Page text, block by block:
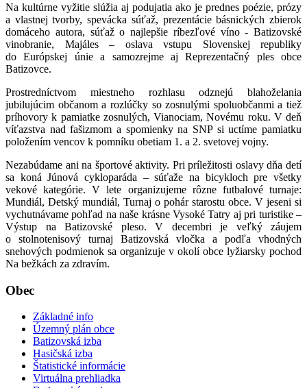
Na kultúrne vyžitie slúžia aj podujatia ako je prednes poézie, prózy
a vlastnej tvorby, spevácka súťaž, prezentácie básnických zbierok
domáceho autora, súťaž o najlepšie ríbezľové víno - Batizovské
vinobranie, Majáles – oslava vstupu Slovenskej republiky
do Európskej únie a samozrejme aj Reprezentačný ples obce
Batizovce.
Prostredníctvom miestneho rozhlasu odznejú blahoželania
jubilujúcim občanom a rozlúčky so zosnulými spoluobčanmi a tiež
príhovory k pamiatke zosnulých, Vianociam, Novému roku. V deň
víťazstva nad fašizmom a spomienky na SNP si uctíme pamiatku
položením vencov k pomníku obetiam 1. a 2. svetovej vojny.
Nezabúdame ani na športové aktivity. Pri príležitosti oslavy dňa detí
sa koná Júnová cykloparáda – súťaže na bicykloch pre všetky
vekové kategórie. V lete organizujeme rôzne futbalové turnaje:
Mundiál, Detský mundiál, Turnaj o pohár starostu obce. V jeseni si
vychutnávame pohľad na naše krásne Vysoké Tatry aj pri turistike –
Výstup na Batizovské pleso. V decembri je veľký záujem
o stolnotenisový turnaj Batizovská vločka a podľa vhodných
snehových podmienok sa organizuje v okolí obce lyžiarsky pochod
Na bežkách za zdravím.
Obec
Základné info
Územný plán obce
Batizovská izba
Hasičská izba
Štatistické informácie
Virtuálna prehliadka